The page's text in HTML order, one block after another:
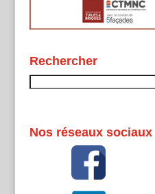
Rechercher
Nos réseaux sociaux